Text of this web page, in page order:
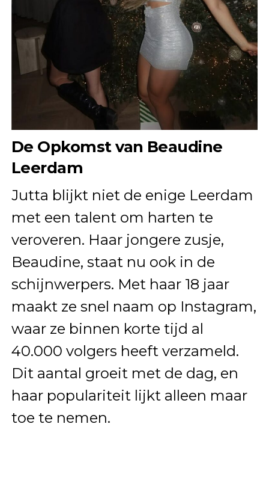
De Opkomst van Beaudine
Leerdam
Jutta blijkt niet de enige Leerdam
met een talent om harten te
veroveren. Haar jongere zusje,
Beaudine, staat nu ook in de
schijnwerpers. Met haar 18 jaar
maakt ze snel naam op Instagram,
waar ze binnen korte tijd al
40.000 volgers heeft verzameld.
Dit aantal groeit met de dag, en
haar populariteit lijkt alleen maar
toe te nemen.